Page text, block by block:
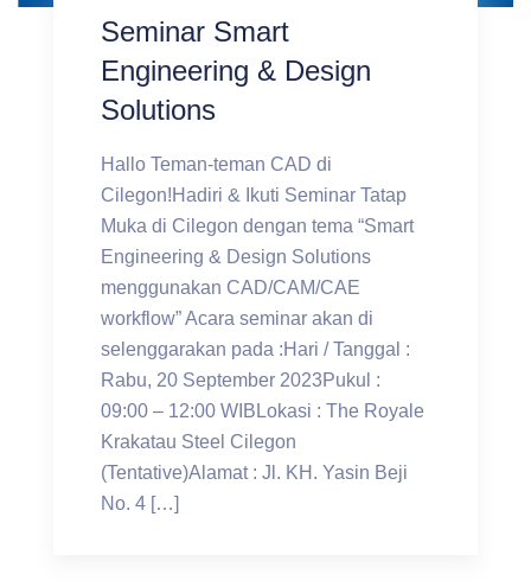
Seminar Smart
Engineering & Design
Solutions
Hallo Teman-teman CAD di
Cilegon!Hadiri & Ikuti Seminar Tatap
Muka di Cilegon dengan tema “Smart
Engineering & Design Solutions
menggunakan CAD/CAM/CAE
workflow” Acara seminar akan di
selenggarakan pada :Hari / Tanggal :
Rabu, 20 September 2023Pukul :
09:00 – 12:00 WIBLokasi : The Royale
Krakatau Steel Cilegon
(Tentative)Alamat : Jl. KH. Yasin Beji
No. 4 […]